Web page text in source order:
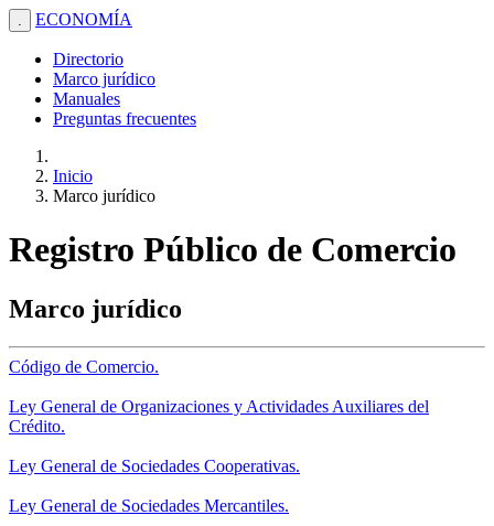
. ECONOMÍA
Directorio
Marco jurídico
Manuales
Preguntas frecuentes
Inicio
Marco jurídico
Registro Público de Comercio
Marco jurídico
Código de Comercio.
Ley General de Organizaciones y Actividades Auxiliares del
Crédito.
Ley General de Sociedades Cooperativas.
Ley General de Sociedades Mercantiles.